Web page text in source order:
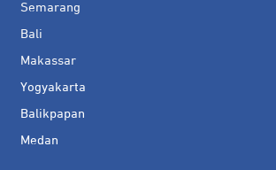
Semarang
Bali
Makassar
Yogyakarta
Balikpapan
Medan